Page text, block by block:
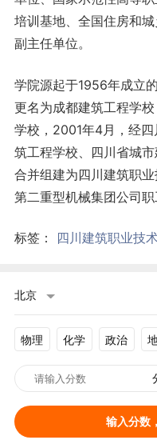
培训基地、全国住房和
副主任单位。
学院源起于1956年成立
更名为成都建筑工程学
学校，2001年4月，经
筑工程学校、四川省城
合并组建为四川建筑职
第二重型机械集团公司职
标签： 四川建筑职业技
北京
物理 化学 政治
输入分数